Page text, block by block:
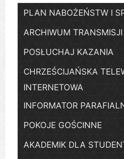
PLAN NABOŻEŃSTW I
ARCHIWUM
POSŁUCHAJ KAZANIA
CHRZEŚCIJAŃSKA
INTERNETOWA
INFORMATOR
POKOJE GOŚCINNE
AKADEMIK DLA